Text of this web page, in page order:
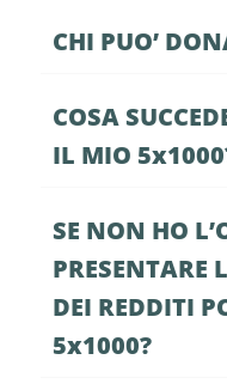
CHI PUO’
COSA
IL MIO
SE NON HO
PRESENTARE
DEI REDDITI
5x1000?